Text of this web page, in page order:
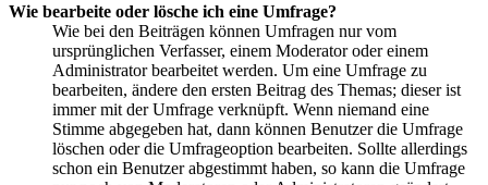
Wie bearbeite oder lösche ich eine Umfrage?
Wie bei den Beiträgen können Umfragen nur vom
ursprünglichen Verfasser, einem Moderator oder einem
Administrator bearbeitet werden. Um eine Umfrage zu
bearbeiten, ändere den ersten Beitrag des Themas; dieser ist
immer mit der Umfrage verknüpft. Wenn niemand eine
Stimme abgegeben hat, dann können Benutzer die Umfrage
löschen oder die Umfrageoption bearbeiten. Sollte allerdings
schon ein Benutzer abgestimmt haben, so kann die Umfrage